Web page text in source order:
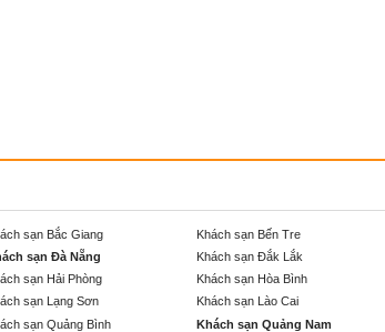
sạn Bắc Giang Khách sạn Bến Tre
sạn Đà Nẵng Khách sạn Đắk Lắk
sạn Hải Phòng Khách sạn Hòa Bình
sạn Lạng Sơn Khách sạn Lào Cai
sạn Quảng Bình Khách sạn Quảng Nam